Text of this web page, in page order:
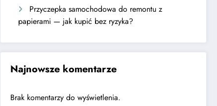
Przyczepka samochodowa do remontu z
papierami — jak kupić bez ryzyka?
Najnowsze komentarze
Brak komentarzy do wyświetlenia.